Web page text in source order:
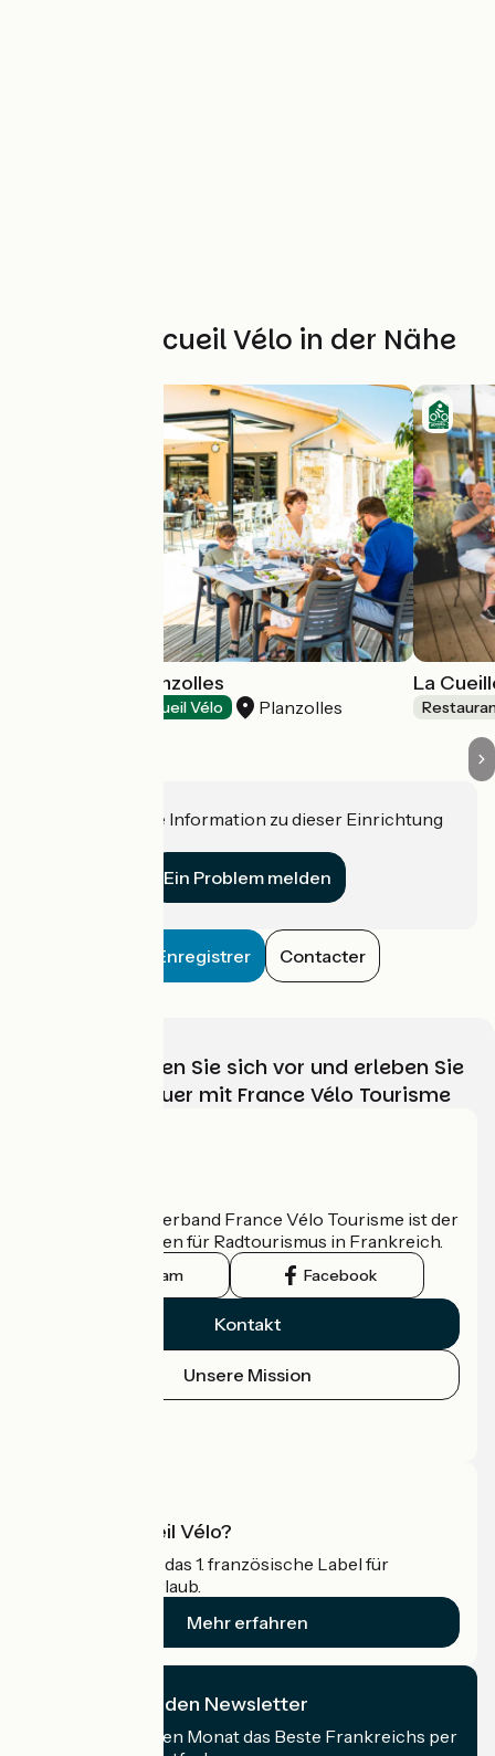
Weitere Accueil Vélo in der Nähe
Auberge de Planzolles
Accueil Vélo Planzolles
La
Haben Sie eine Information zu dieser Einrichtung
Ein Problem melden
Enregistrer Contacter
Wählen, bereiten Sie sich vor und erleben Sie
Ihr Radabenteuer mit France Vélo Tourisme
Der nationale Verband France Vélo Tourisme ist der
offizielle Leitfaden für Radtourismus in Frankreich.
Instagram Facebook
Kontakt
Unsere Mission
Was ist Accueil Vélo?
Accueil Vélo ist das 1. französische Label für
Radfahrer im Urlaub.
Mehr erfahren
Ich abonniere den Newsletter
Erhalten Sie jeden Monat das Beste Frankreichs per